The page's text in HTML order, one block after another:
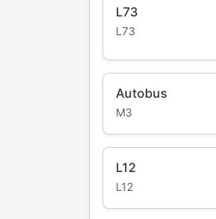
L73
L73
Autobus
M3
L12
L12